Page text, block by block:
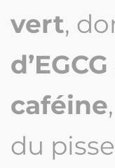
vert,
caféine
du